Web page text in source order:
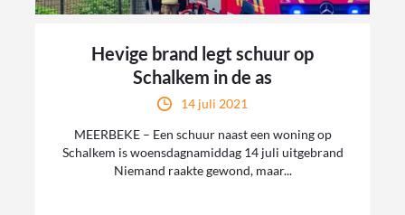
Hevige brand legt schuur op
Schalkem in de as
14 juli 2021
MEERBEKE – Een schuur naast een woning op
Schalkem is woensdagnamiddag 14 juli uitgebrand
Niemand raakte gewond, maar...